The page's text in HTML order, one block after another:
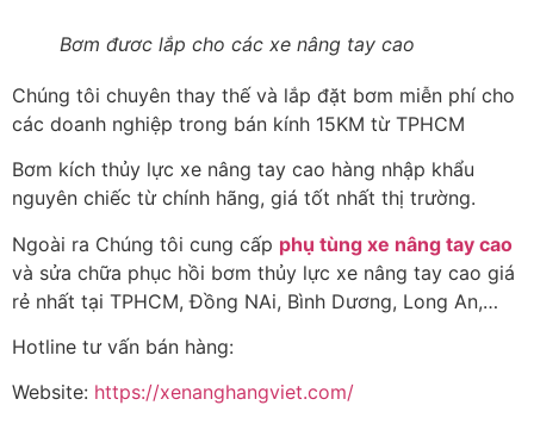
Bơm đươc lắp cho các xe nâng tay cao
Chúng tôi chuyên thay thế và lắp đặt bơm miễn phí cho
các doanh nghiệp trong bán kính 15KM từ TPHCM
Bơm kích thủy lực xe nâng tay cao hàng nhập khẩu
nguyên chiếc từ chính hãng, giá tốt nhất thị trường.
Ngoài ra Chúng tôi cung cấp phụ tùng xe nâng tay cao
và sửa chữa phục hồi bơm thủy lực xe nâng tay cao giá
rẻ nhất tại TPHCM, Đồng NAi, Bình Dương, Long An,…
Hotline tư vấn bán hàng:
Website: https://xenanghangviet.com/